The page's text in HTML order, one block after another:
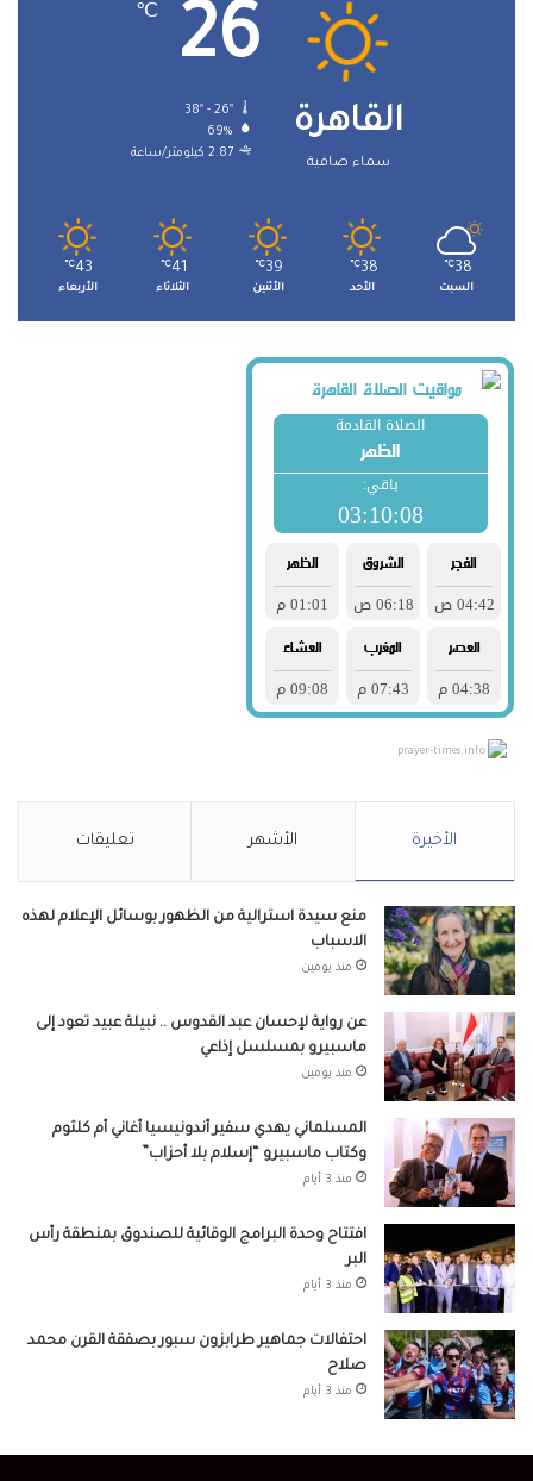
القاهرة
سماء صافية
26
℃
38º - 26º
69%
2.87 كيلومتر/ساعة
38
℃
السبت
38
℃
الأحد
39
℃
الأثنين
41
℃
الثلاثاء
43
℃
الأربعاء
prayer-times.info
الأخيرة الأشهر تعليقات
منع سيدة استرالية من الظهور بوسائل الإعلام لهذه
الاسباب
منذ يومين
عن رواية لإحسان عبد القدوس .. نبيلة عبيد تعود إلى
ماسبيرو بمسلسل إذاعي
منذ يومين
المسلماني يهدي سفير أندونيسيا أغاني أم كلثوم
وكتاب ماسبيرو “إسلام بلا أحزاب”
منذ 3 أيام
افتتاح وحدة البرامج الوقائية للصندوق بمنطقة رأس
البر
منذ 3 أيام
احتفالات جماهير طرابزون سبور بصفقة القرن محمد
صلاح
منذ 3 أيام